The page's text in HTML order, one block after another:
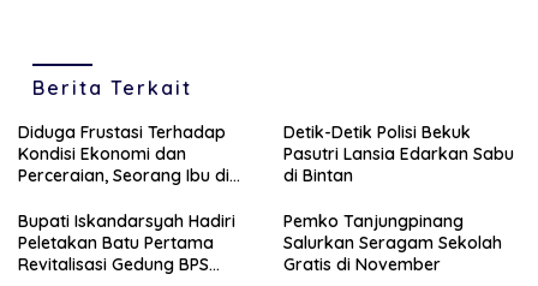
Berita Terkait
Diduga Frustasi Terhadap
Kondisi Ekonomi dan
Perceraian, Seorang Ibu di
Anaknya Sendiri
Detik-Detik Polisi Bekuk
Pasutri Lansia Edarkan Sabu
di Bintan
Bupati Iskandarsyah Hadiri
Peletakan Batu Pertama
Revitalisasi Gedung BPS
Pemko Tanjungpinang
Salurkan Seragam Sekolah
Gratis di November